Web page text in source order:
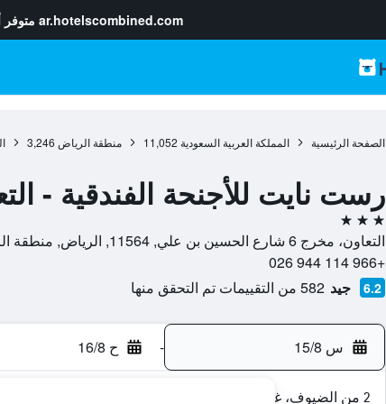
ar.hotelscombined.com متوفر
الصفحة الرئيسية المملكة العربية السعودية 11,052 منطقة الرياض 3,246
رست نايت للأجنحة الفندقية -
3 نجوم
التعاون، مخرج 6 شارع الحسين بن علي, 11564, الرياض, منطقة الرياض, المملكة العربية السعودية
+966 114 944 026
6.2 جيد 582 من التقييمات تم التحقق منها
س 15/8 - ح 16/8
2 من الضيوف، غرفة واحدة